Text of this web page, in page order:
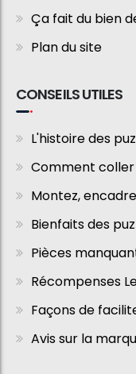
Ça fait du bien
Plan du site
CONSEILS UTILES
L'histoire des
Comment
Montez,
Bienfaits des
Pièces
Récompenses
Façons de
Avis sur la